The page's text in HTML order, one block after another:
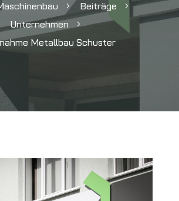
5 Beiträge 5
Unternehmen 5
Metallbau Schuster